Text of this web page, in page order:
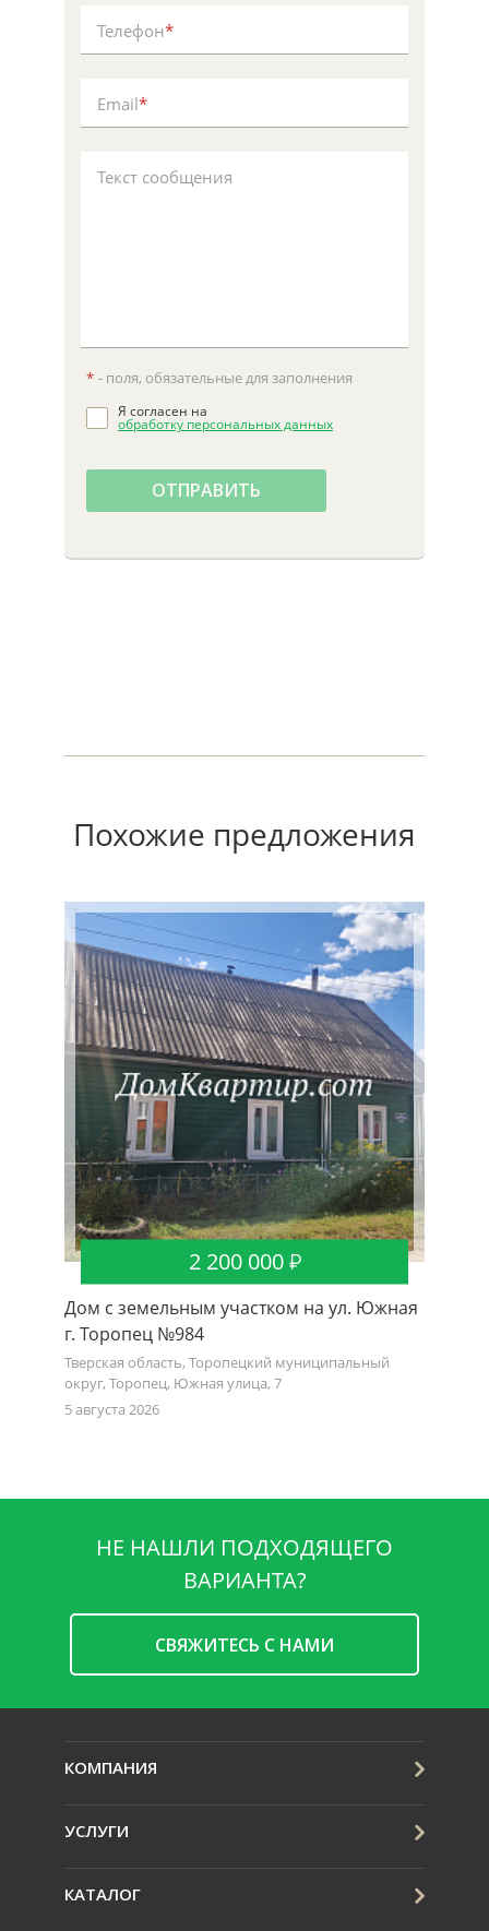
Телефон*
Email*
Текст сообщения
* - поля, обязательные для заполнения
Я согласен на
обработку персональных данных
ОТПРАВИТЬ
Похожие предложения
2 200 000
Дом с земельным участком на ул. Южная
г. Торопец №984
Тверская область, Торопецкий муниципальный
округ, Торопец, Южная улица, 7
5 августа 2026
НЕ НАШЛИ ПОДХОДЯЩЕГО
ВАРИАНТА?
CВЯЖИТЕСЬ С НАМИ
КОМПАНИЯ
УСЛУГИ
КАТАЛОГ